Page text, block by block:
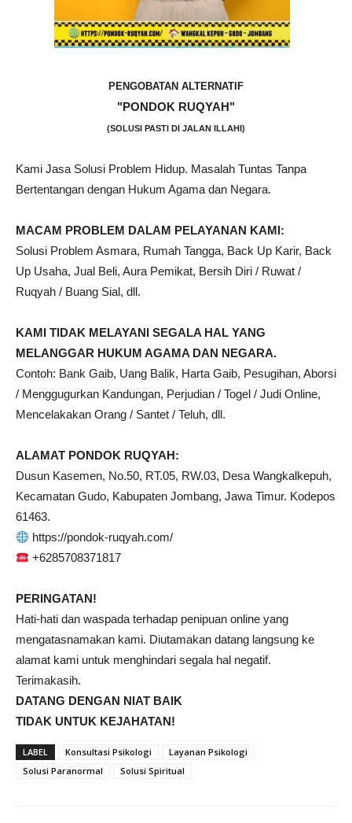
PENGOBATAN ALTERNATIF
"PONDOK RUQYAH"
(SOLUSI PASTI DI JALAN ILLAHI)
Kami Jasa Solusi Problem Hidup. Masalah Tuntas Tanpa
Bertentangan dengan Hukum Agama dan Negara.
MACAM PROBLEM DALAM PELAYANAN KAMI:
Solusi Problem Asmara, Rumah Tangga, Back Up Karir, Back
Up Usaha, Jual Beli, Aura Pemikat, Bersih Diri / Ruwat /
Ruqyah / Buang Sial, dll.
KAMI TIDAK MELAYANI SEGALA HAL YANG
MELANGGAR HUKUM AGAMA DAN NEGARA.
Contoh: Bank Gaib, Uang Balik, Harta Gaib, Pesugihan, Aborsi
/ Menggugurkan Kandungan, Perjudian / Togel / Judi Online,
Mencelakakan Orang / Santet / Teluh, dll.
ALAMAT PONDOK RUQYAH:
Dusun Kasemen, No.50, RT.05, RW.03, Desa Wangkalkepuh,
Kecamatan Gudo, Kabupaten Jombang, Jawa Timur. Kodepos
61463.
https://pondok-ruqyah.com/
+6285708371817
PERINGATAN!
Hati-hati dan waspada terhadap penipuan online yang
mengatasnamakan kami. Diutamakan datang langsung ke
alamat kami untuk menghindari segala hal negatif.
Terimakasih.
DATANG DENGAN NIAT BAIK
TIDAK UNTUK KEJAHATAN!
LABEL Konsultasi Psikologi
Layanan Psikologi
Solusi Paranormal
Solusi Spiritual